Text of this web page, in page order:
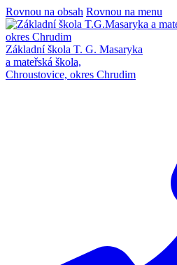
Rovnou na obsah Rovnou na menu
Základní škola T. G. Masaryka
a mateřská škola,
Chroustovice, okres Chrudim